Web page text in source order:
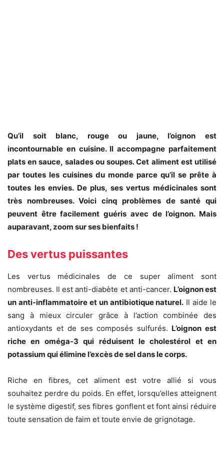
Qu’il soit blanc, rouge ou jaune, l’oignon est
incontournable en cuisine. Il accompagne parfaitement
plats en sauce, salades ou soupes. Cet aliment est utilisé
par toutes les cuisines du monde parce qu’il se prête à
toutes les envies. De plus, ses vertus médicinales sont
très nombreuses. Voici cinq problèmes de santé qui
peuvent être facilement guéris avec de l’oignon. Mais
auparavant, zoom sur ses bienfaits !
Des vertus puissantes
Les vertus médicinales de ce super aliment sont
nombreuses. Il est anti-diabète et anti-cancer. L’oignon est
un anti-inflammatoire et un antibiotique naturel. Il aide le
sang à mieux circuler grâce à l’action combinée des
antioxydants et de ses composés sulfurés. L’oignon est
riche en oméga-3 qui réduisent le cholestérol et en
potassium qui élimine l’excès de sel dans le corps.
Riche en fibres, cet aliment est votre allié si vous
souhaitez perdre du poids. En effet, lorsqu’elles atteignent
le système digestif, ses fibres gonflent et font ainsi réduire
toute sensation de faim et toute envie de grignotage.